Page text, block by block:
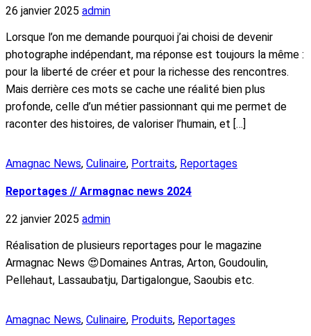
26 janvier 2025 admin
Lorsque l’on me demande pourquoi j’ai choisi de devenir
photographe indépendant, ma réponse est toujours la même :
pour la liberté de créer et pour la richesse des rencontres.
Mais derrière ces mots se cache une réalité bien plus
profonde, celle d’un métier passionnant qui me permet de
raconter des histoires, de valoriser l’humain, et […]
Amagnac News, Culinaire, Portraits, Reportages
Reportages // Armagnac news 2024
22 janvier 2025 admin
Réalisation de plusieurs reportages pour le magazine
Armagnac News 😍Domaines Antras, Arton, Goudoulin,
Pellehaut, Lassaubatju, Dartigalongue, Saoubis etc.
Amagnac News, Culinaire, Produits, Reportages